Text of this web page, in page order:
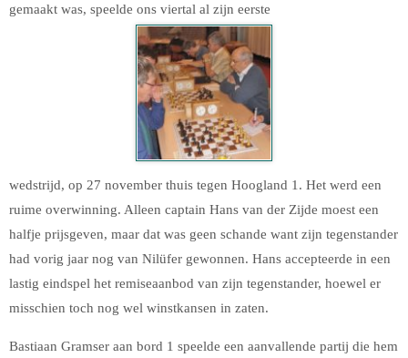
gemaakt was, speelde ons viertal al zijn eerste
wedstrijd, op 27 november thuis tegen Hoogland 1. Het werd een
ruime overwinning. Alleen captain Hans van der Zijde moest een
halfje prijsgeven, maar dat was geen schande want zijn tegenstander
had vorig jaar nog van Nilüfer gewonnen. Hans accepteerde in een
lastig eindspel het remiseaanbod van zijn tegenstander, hoewel er
misschien toch nog wel winstkansen in zaten.
Bastiaan Gramser aan bord 1 speelde een aanvallende partij die hem